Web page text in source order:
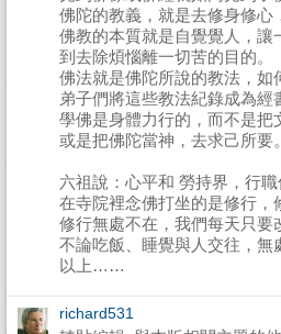
佛陀的教義，就是去修身修心
佛教的本質就是自覺覺人，讓
到去除煩惱離一切苦的目的。
佛法就是佛陀所說的教法，如
弟子們將這些教法紀錄成為經
學佛是身體力行的，而不是把
或是把佛陀當神，去求己所要。
六祖說：心平和 勞持界，行職
在寺院裡念佛打坐的是修行，
修行無處不在，我們每天只要
不論吃飯、睡覺與人交往，無
以上……
richard531